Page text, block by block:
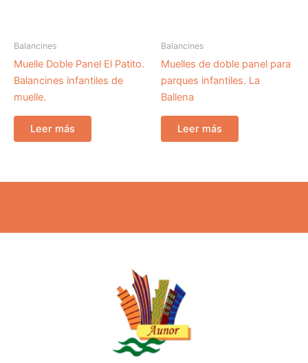
Balancines
Muelle Doble Panel El Patito.
Balancines infantiles de
muelle.
Leer más
Balancines
Muelles de doble panel para
parques infantiles. La
Ballena
Leer más